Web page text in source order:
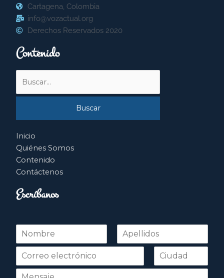
Cartagena, Colombia
info@vozactual.org
Derechos Reservados 2020
Contenido
por:
Inicio
Quiénes Somos
Contenido
Contáctenos
Escríbanos
N
m
r
Nombre Apellidos